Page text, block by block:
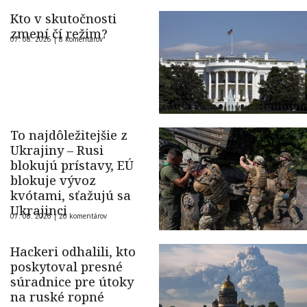
Kto v skutočnosti
zmení čí režim?
07. 08. 2026 |8 komentárov
To najdôležitejšie z
Ukrajiny – Rusi
blokujú prístavy, EÚ
blokuje vývoz
kvótami, sťažujú sa
Ukrajinci
07. 08. 2026 |26 komentárov
Hackeri odhalili, kto
poskytoval presné
súradnice pre útoky
na ruské ropné